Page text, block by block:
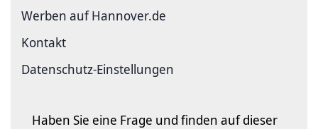
Werben auf Hannover.de
Kontakt
Datenschutz-Einstellungen
Haben Sie eine Frage und finden auf dieser